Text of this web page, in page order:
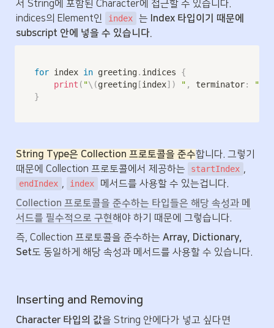
서 String에 포함된 Character에 접근할 수 있습니다.
indices의 Element인
index 는 Index 타입이기 때문에
subscript 안에 넣을 수 있습니다.
for index in greeting. indices {
print ( "\(greeting [index] ) " , terminator: ""
}
String Type은 Collection 프로토콜을 준수합니다. 그렇기
때문에 Collection 프로토콜에서 제공하는
startIndex
endIndex , index
메서드를 사용할 수 있는겁니다.
Collection 프로토콜을 준수하는 타입들은 해당 속성과 메
서드를 필수적으로 구현해야 하기 때문에 그렇습니다.
즉, Collection 프로토콜을 준수하는 Array, Dictionary,
Set도 동일하게 해당 속성과 메서드를 사용할 수 있습니다.
Inserting and Removing
Character 타입의 값